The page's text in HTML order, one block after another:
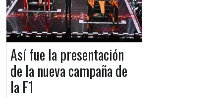
Así fue la presentación
de la nueva campaña de
la F1